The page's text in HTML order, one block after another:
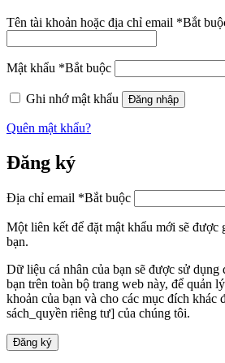
Tên tài khoản hoặc địa chỉ email *Bắt
Mật khẩu *Bắt buộc
Ghi nhớ mật khẩu Đăng nhập
Quên mật khẩu?
Đăng ký
Địa chỉ email *Bắt buộc
Một liên kết để đặt mật khẩu mới sẽ được
bạn.
Dữ liệu cá nhân của bạn sẽ được sử dụng
bạn trên toàn bộ trang web này, để quản
khoản của bạn và cho các mục đích khác
sách_quyền riêng tư] của chúng tôi.
Đăng ký